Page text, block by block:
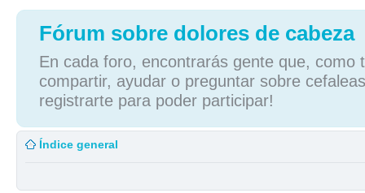
Fórum sobre dolores de cabeza
En cada foro, encontrarás gente que, como
compartir, ayudar o preguntar sobre
registrarte para poder participar!
Índice general